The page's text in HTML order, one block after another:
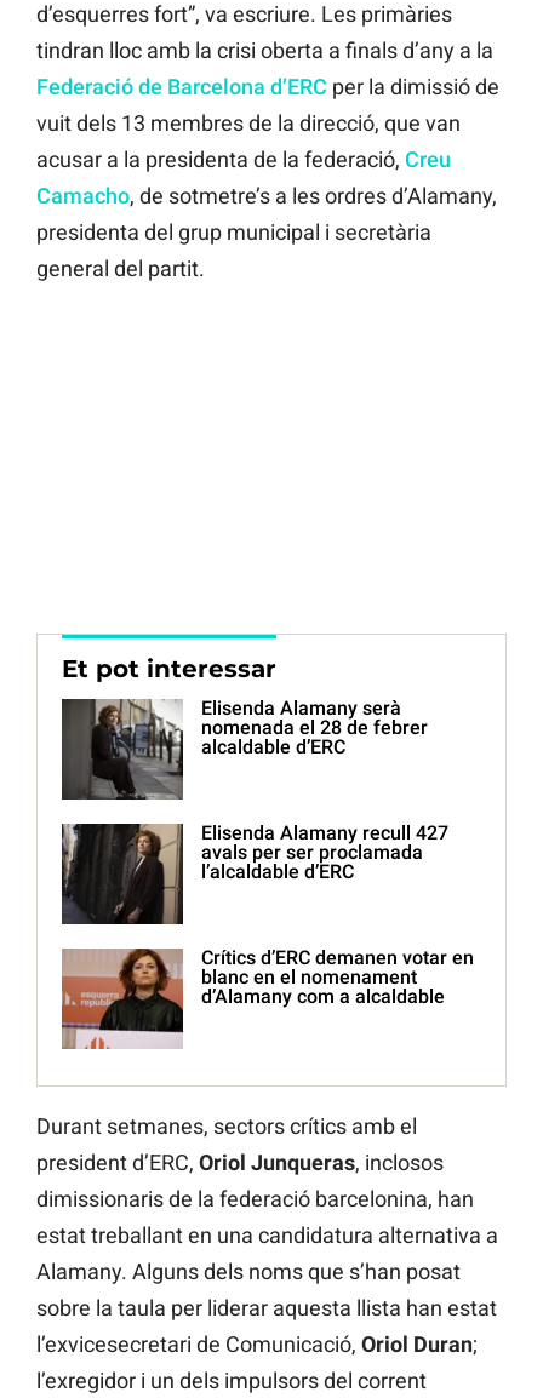
d’esquerres fort”, va escriure. Les primàries
tindran lloc amb la crisi oberta a finals d’any a la
Federació de Barcelona d’ERC per la dimissió de
vuit dels 13 membres de la direcció, que van
acusar a la presidenta de la federació, Creu
Camacho, de sotmetre’s a les ordres d’Alamany,
presidenta del grup municipal i secretària
general del partit.
Et pot interessar
Elisenda Alamany serà
nomenada el 28 de febrer
alcaldable d’ERC
Elisenda Alamany recull 427
avals per ser proclamada
l’alcaldable d’ERC
Crítics d’ERC demanen votar en
blanc en el nomenament
d’Alamany com a alcaldable
Durant setmanes, sectors crítics amb el
president d’ERC, Oriol Junqueras, inclosos
dimissionaris de la federació barcelonina, han
estat treballant en una candidatura alternativa a
Alamany. Alguns dels noms que s’han posat
sobre la taula per liderar aquesta llista han estat
l’exvicesecretari de Comunicació, Oriol Duran;
l’exregidor i un dels impulsors del corrent